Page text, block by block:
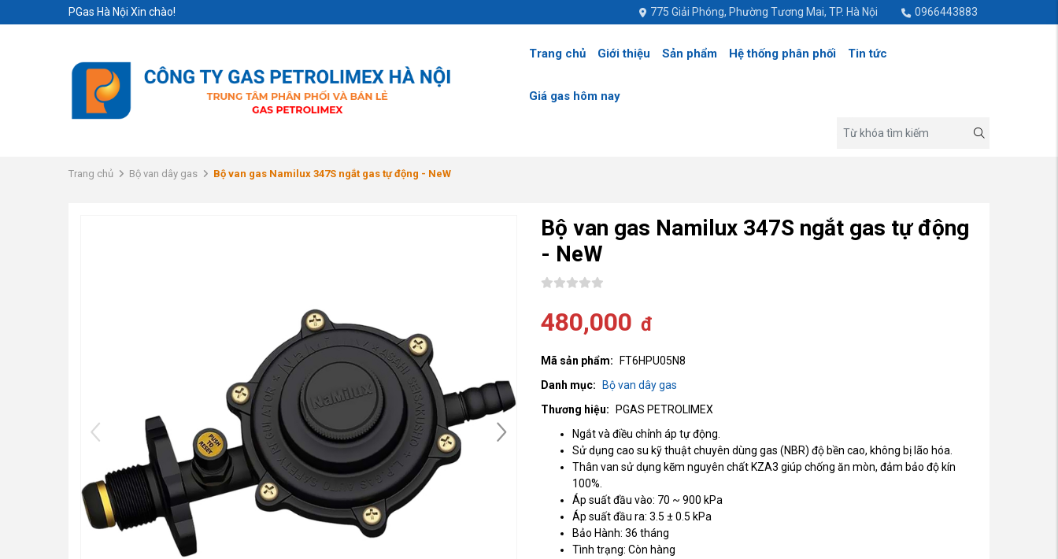
PGas Hà Nội Xin chào! 775 Giải Phóng, Phường Tương Mai, TP. Hà Nội 0966443883
Trang chủ Giới thiệu Sản phẩm Hệ thống phân phối Tin tức
Giá gas hôm nay
Trang chủ Bộ van dây gas Bộ van gas Namilux 347S ngắt gas tự động - NeW
Bộ van gas Namilux 347S ngắt gas tự động
- NeW
480,000 đ
Mã sản phẩm:
FT6HPU05N8
Danh mục:
Bộ van dây gas
Thương hiệu:
PGAS PETROLIMEX
Ngắt và điều chỉnh áp tự động.
Sử dụng cao su kỹ thuật chuyên dùng gas (NBR) độ bền cao, không bị lão hóa.
Thân van sử dụng kẽm nguyên chất KZA3 giúp chống ăn mòn, đảm bảo độ kín
100%.
Áp suất đầu vào: 70 ~ 900 kPa
Áp suất đầu ra: 3.5 ± 0.5 kPa
Bảo Hành: 36 tháng
Tình trạng: Còn hàng